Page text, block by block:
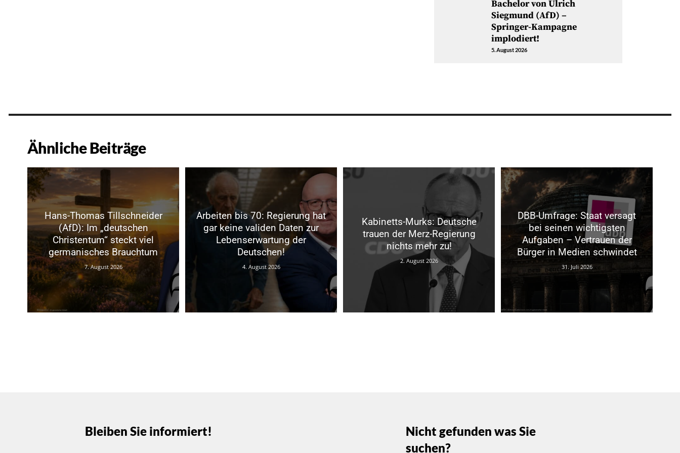
Bachelor von Ulrich
Siegmund (AfD) –
Springer-Kampagne
implodiert!
5. August 2026
Ähnliche Beiträge
Hans-Thomas Tillschneider
(AfD): Im „deutschen
Christentum“ steckt viel
germanisches Brauchtum
7. August 2026
Arbeiten bis 70: Regierung hat
gar keine validen Daten zur
Lebenserwartung der
Deutschen!
4. August 2026
Kabinetts-Murks: Deutsche
trauen der Merz-Regierung
nichts mehr zu!
2. August 2026
DBB-Umfrage: Staat versagt
bei seinen wichtigsten
Aufgaben – Vertrauen der
Bürger in Medien schwindet
31. Juli 2026
Bleiben Sie informiert!
Nicht gefunden was Sie
suchen?